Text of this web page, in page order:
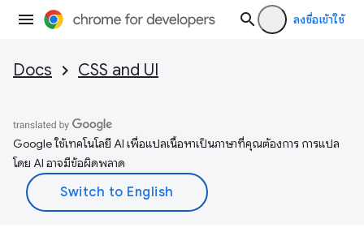
ลงชื่อเข้าใช้
Docs CSS and UI
Google ใช้เทคโนโลยี AI เพื่อแปลเนื้อหาเป็นภาษาที่คุณต้องการ การแปล
โดย AI อาจมีข้อผิดพลาด